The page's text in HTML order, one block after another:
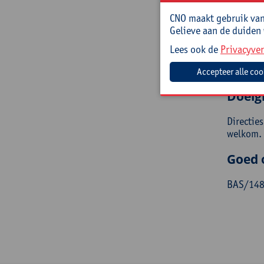
de
de
de
welkom.
Goed
BAS/
CNO maakt gebruik
Gelieve aan de
Lees ook de